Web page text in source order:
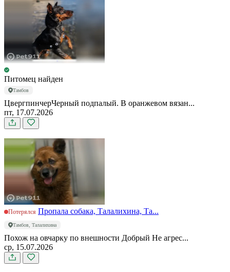
Питомец найден
Тамбов
ЦвергпинчерЧерный подпалый. В оранжевом вязан...
пт, 17.07.2026
Потерялся Пропала собака, Талалихина, Та...
Тамбов, Талалихина
Похож на овчарку по внешности Добрый Не агрес...
ср, 15.07.2026